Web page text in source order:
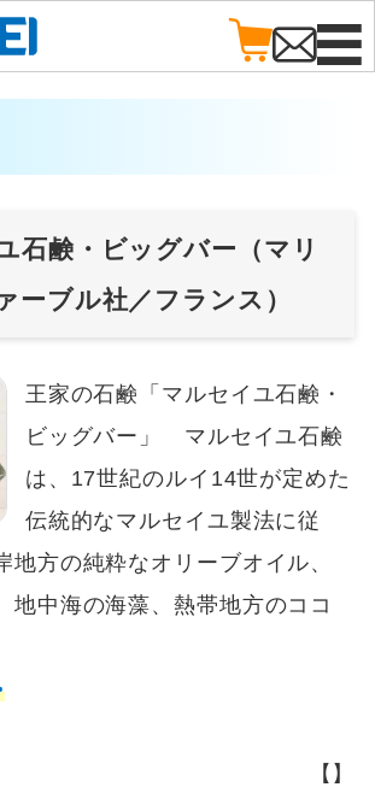
石鹸・ビッグバー（マリ
ーブル社／フランス）
王家の石鹸「マルセイユ石鹸・
ビッグバー」 マルセイユ石鹸
は、17世紀のルイ14世が定めた
伝統的なマルセイユ製法に従
地方の純粋なオリーブオイル、
地中海の海藻、熱帯地方のココ
【】